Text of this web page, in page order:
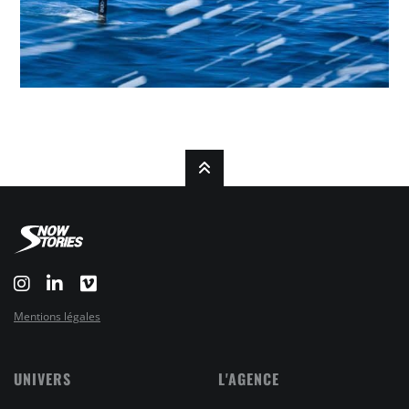
Mentions légales
UNIVERS L'AGENCE